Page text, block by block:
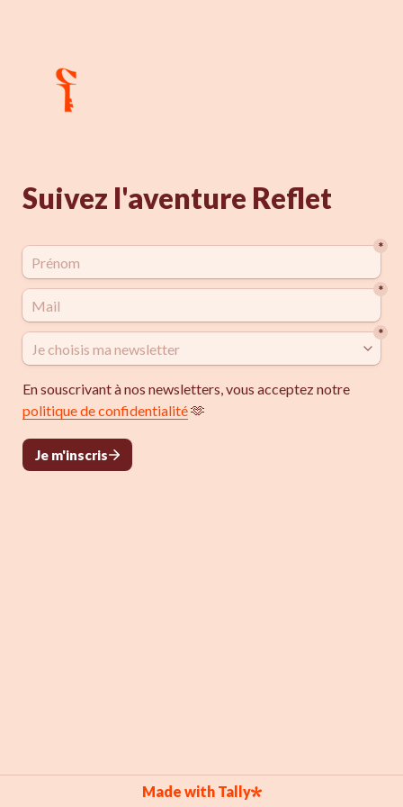
Suivez l'aventure Reflet
*
*
*
politique de confidentialité 🫶
Je m'inscris
Made with Tally